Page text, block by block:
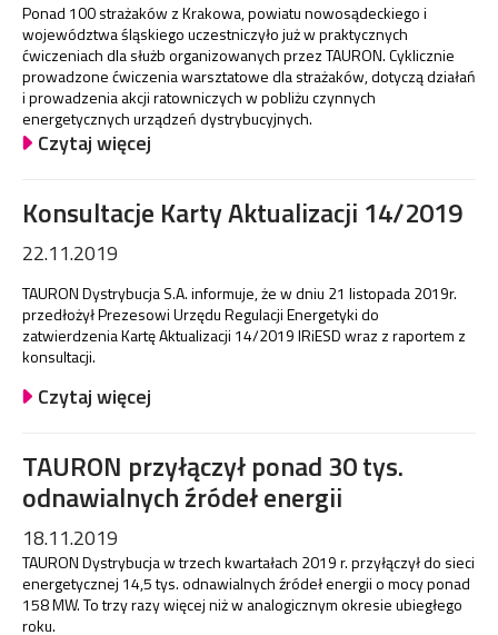
Ponad 100 strażaków z Krakowa, powiatu nowosądeckiego i
województwa śląskiego uczestniczyło już w praktycznych
ćwiczeniach dla służb organizowanych przez TAURON. Cyklicznie
prowadzone ćwiczenia warsztatowe dla strażaków, dotyczą działań
i prowadzenia akcji ratowniczych w pobliżu czynnych
energetycznych urządzeń dystrybucyjnych.
Czytaj więcej
Konsultacje Karty Aktualizacji 14/2019
22.11.2019
TAURON Dystrybucja S.A. informuje, że w dniu 21 listopada 2019r.
przedłożył Prezesowi Urzędu Regulacji Energetyki do
zatwierdzenia Kartę Aktualizacji 14/2019 IRiESD wraz z raportem z
konsultacji.
Czytaj więcej
TAURON przyłączył ponad 30 tys.
odnawialnych źródeł energii
18.11.2019
TAURON Dystrybucja w trzech kwartałach 2019 r. przyłączył do sieci
energetycznej 14,5 tys. odnawialnych źródeł energii o mocy ponad
158 MW. To trzy razy więcej niż w analogicznym okresie ubiegłego
roku.